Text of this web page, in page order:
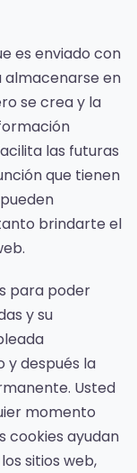
es enviado con
almacenarse en
se crea y la
las futuras
que tienen
brindarte el
para poder
y su
y después la
Usted
momento
cookies ayudan
sitios web,